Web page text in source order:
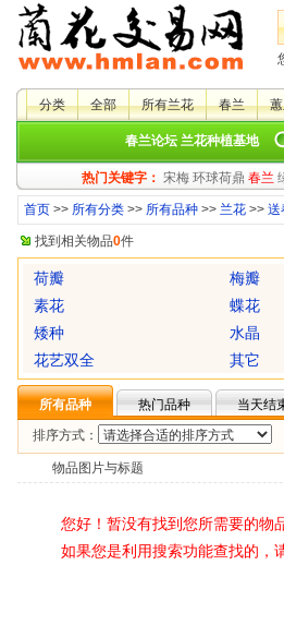
分类 全部 所有兰花 春兰
春兰论坛 兰花种植基地
热门关键字： 宋梅 环球荷鼎 春兰
首页 >> 所有分类 >> 所有品种 >> 兰花 >> 送
找到相关物品0件
荷瓣 梅瓣
素花
蝶花
矮种
水晶
花艺双全
其它
所有品种 热门品种
当天结
排序方式：
物品图片与标题
您好！暂没有找到您所需要的物
如果您是利用搜索功能查找的，